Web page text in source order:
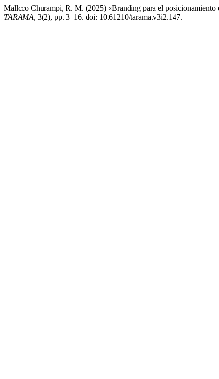
Mallcco Churampi, R. M. (2025) «Branding para el
TARAMA, 3(2), pp. 3–16. doi: 10.61210/tarama.v3i2.147.